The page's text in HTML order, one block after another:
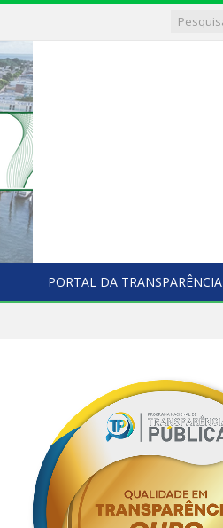
PORTAL DA TRANSPARÊNCIA